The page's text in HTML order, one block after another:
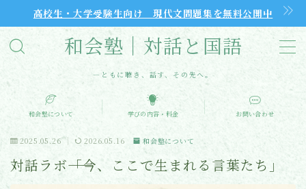
高校生・大学受験生向け 現代文問題集を無料公開中
和会塾｜対話と国語
―ともに聴き、話す、その先へ。
MENU
和会塾について
和会塾で見えてきたこと
和会塾について 学びの内容・料金 お問い合わせ
2025.05.26 2026.05.16 和会塾について
対話ラボ――「今、ここで生まれる言葉たち」